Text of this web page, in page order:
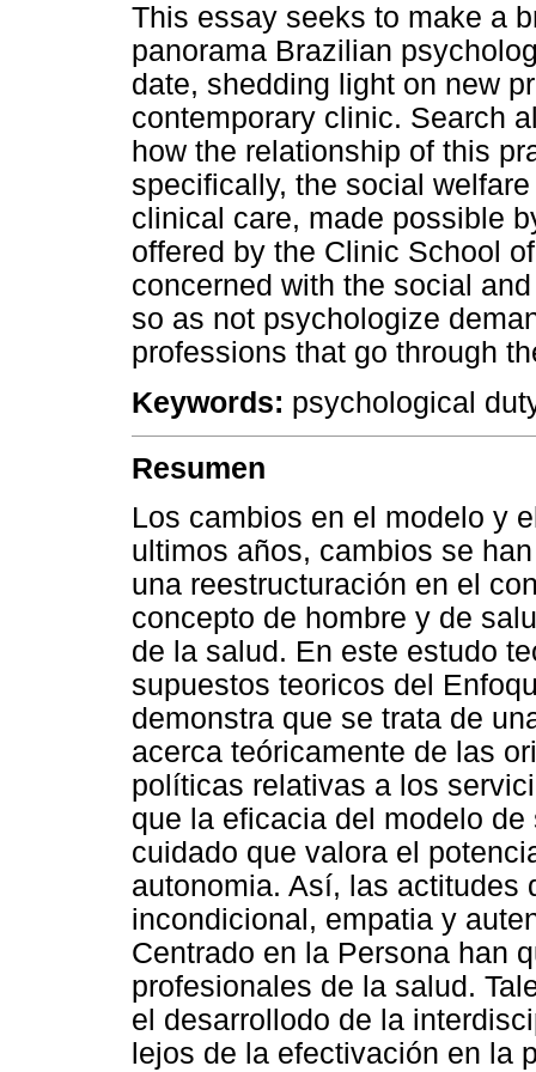
This essay seeks to make a
panorama Brazilian
date, shedding light on new
contemporary clinic. Search
how the relationship of this
specifically, the social
clinical care, made possible
offered by the Clinic School
concerned with the social
so as not psychologize
professions that go through
Keywords: psychological
Resumen
Los cambios en el modelo y
ultimos años, cambios se
una reestructuración en el
concepto de hombre y de
de la salud. En este estudo
supuestos teoricos del
demonstra que se trata de
acerca teóricamente de las
políticas relativas a los
que la eficacia del modelo
cuidado que valora el
autonomia. Así, las actitudes
incondicional, empatia y
Centrado en la Persona han
profesionales de la salud.
el desarrollodo de la
lejos de la efectivación en la